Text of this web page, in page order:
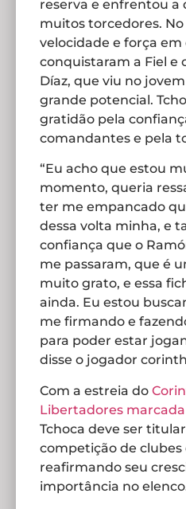
reserva e enfrentou a
muitos torcedores.
velocidade e força
conquistaram a Fiel e
Díaz, que viu no
grande potencial.
gratidão pela
comandantes e pela
“Eu acho que estou
momento, queria
ter me empancado
dessa volta minha, e
confiança que o
me passaram, que é
muito grato, e essa
ainda. Eu estou
me firmando e
para poder estar
disse o jogador
Com a estreia do
Libertadores
Tchoca deve ser
competição de clubes
reafirmando seu
importância no